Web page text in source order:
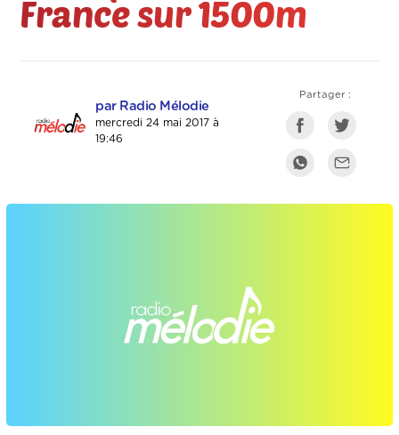
France sur 1500m
par Radio Mélodie
mercredi 24 mai 2017 à
19:46
Partager :